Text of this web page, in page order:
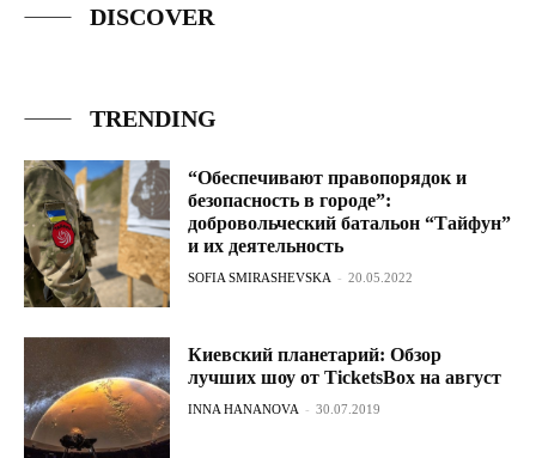
DISCOVER
TRENDING
“Обеспечивают правопорядок и
безопасность в городе”:
добровольческий батальон “Тайфун”
и их деятельность
SOFIA SMIRASHEVSKA - 20.05.2022
Киевский планетарий: Обзор
лучших шоу от TicketsBox на август
INNA HANANOVA - 30.07.2019